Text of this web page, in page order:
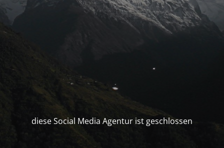
diese Social Media Agentur ist geschlossen